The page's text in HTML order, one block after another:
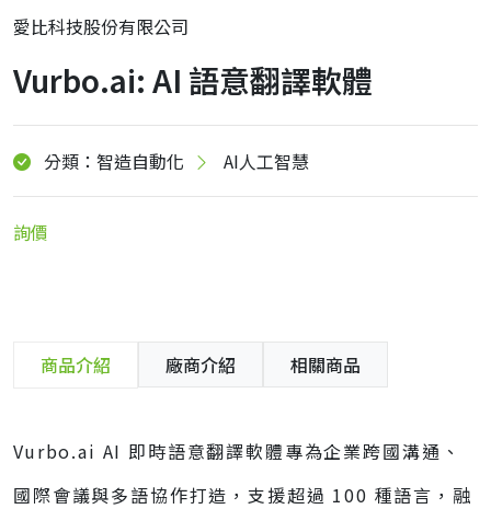
愛比科技股份有限公司
Vurbo.ai: AI 語意翻譯軟體
分類：智造自動化 AI人工智慧
詢價
商品介紹 廠商介紹 相關商品
Vurbo.ai AI 即時語意翻譯軟體專為企業跨國溝通、
國際會議與多語協作打造，支援超過 100 種語言，融